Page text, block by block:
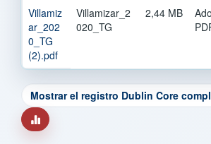
Villamiz
ar_202
0_TG
(2).pdf
Villamizar_2
020_TG
2,44 MB
Mostrar el registro Dublin Core